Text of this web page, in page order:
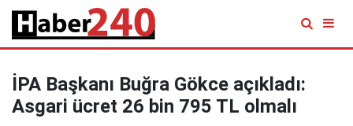
İPA Başkanı Buğra Gökce açıkladı:
Asgari ücret 26 bin 795 TL olmalı